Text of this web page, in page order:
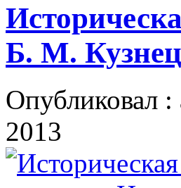
Б. М.
Опубликовал
2013